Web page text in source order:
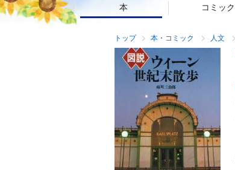
本 コミック
トップ 本・コミック 人文